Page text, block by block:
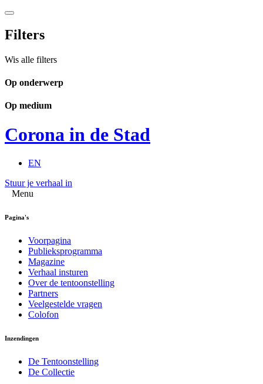
Filters
Wis alle filters
Op onderwerp
Op medium
Corona in de Stad
EN
Stuur je verhaal in
Menu
Pagina's
Voorpagina
Publieksprogramma
Magazine
Verhaal insturen
Over de tentoonstelling
Partners
Veelgestelde vragen
Colofon
Inzendingen
De Tentoonstelling
De Collectie